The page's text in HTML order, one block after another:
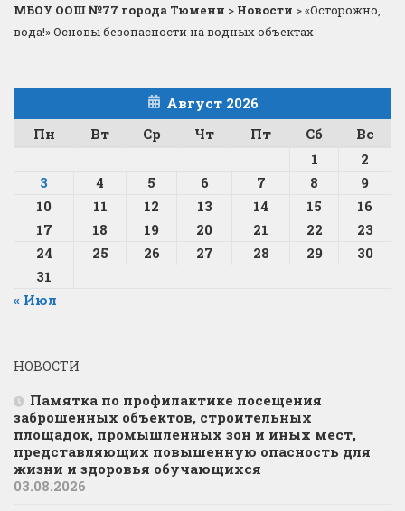
МБОУ ООШ №77 города Тюмени > Новости >«Осторожно,
вода!» Основы безопасности на водных объектах
Август 2026
Пн
Вт Ср Чт Пт Сб
Вс
1
2
3
4 5 6 7 8
9
10
11 12 13 14 15
16
17
18 19 20 21 22
23
24
25 26 27 28 29
30
31
« Июл
НОВОСТИ
Памятка по профилактике посещения
заброшенных объектов, строительных
площадок, промышленных зон и иных мест,
представляющих повышенную опасность для
жизни и здоровья обучающихся
03.08.2026